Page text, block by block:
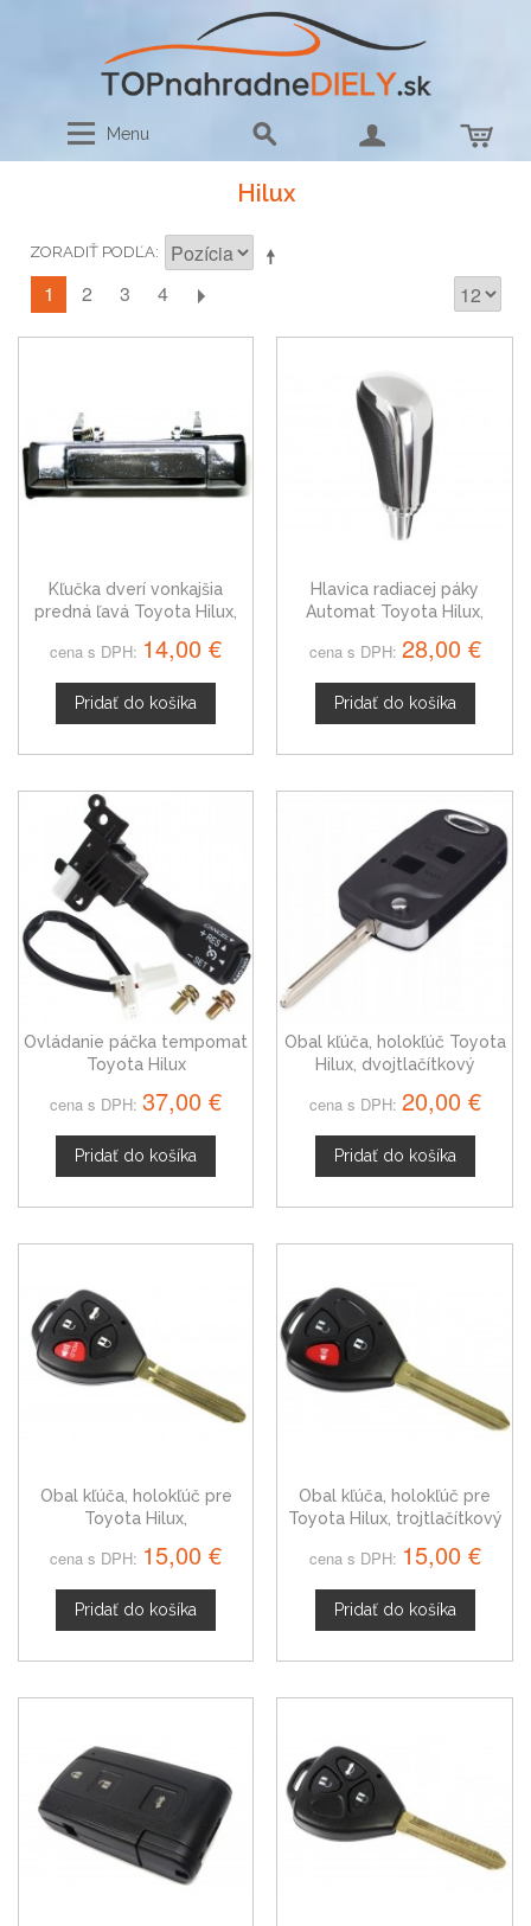
Menu
Hilux
ZORADIŤ PODĽA
1 2 3 4
Kľučka dverí vonkajšia
predná ľavá Toyota Hilux,
cena s DPH: 14,00 €
Pridať do košíka
Hlavica radiacej páky
Automat Toyota Hilux,
cena s DPH: 28,00 €
Pridať do košíka
Ovládanie páčka tempomat
Toyota Hilux
cena s DPH: 37,00 €
Pridať do košíka
Obal kľúča, holokľúč Toyota
Hilux, dvojtlačítkový
cena s DPH: 20,00 €
Pridať do košíka
Obal kľúča, holokľúč pre
Toyota Hilux,
cena s DPH: 15,00 €
Pridať do košíka
Obal kľúča, holokľúč pre
Toyota Hilux, trojtlačítkový
cena s DPH: 15,00 €
Pridať do košíka